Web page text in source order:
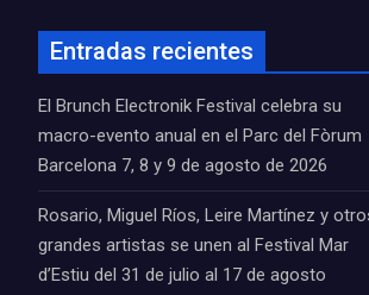
Entradas recientes
El Brunch Electronik Festival celebra su
macro-evento anual en el Parc del Fòrum
Barcelona 7, 8 y 9 de agosto de 2026
Rosario, Miguel Ríos, Leire Martínez y
grandes artistas se unen al Festival Mar
d’Estiu del 31 de julio al 17 de agosto